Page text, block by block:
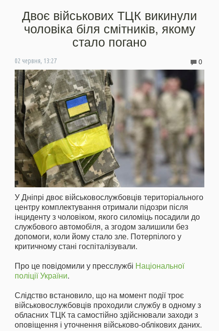
Двоє військових ТЦК викинули
чоловіка біля смітників, якому
стало погано
02 червня, 13:27 0
У Дніпрі двоє військовослужбовців територіального
центру комплектування отримали підозри після
інциденту з чоловіком, якого силоміць посадили до
службового автомобіля, а згодом залишили без
допомоги, коли йому стало зле. Потерпілого у
критичному стані госпіталізували.
Про це повідомили у пресслужбі Національної
поліції України.
Слідство встановило, що на момент події троє
військовослужбовців проходили службу в одному з
обласних ТЦК та самостійно здійснювали заходи з
оповіщення і уточнення військово-облікових даних.